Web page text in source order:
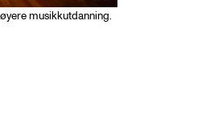
musikkutdanning.